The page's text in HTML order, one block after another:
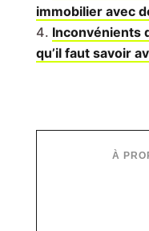
immobilier avec
Inconvénients
qu’il faut savoir